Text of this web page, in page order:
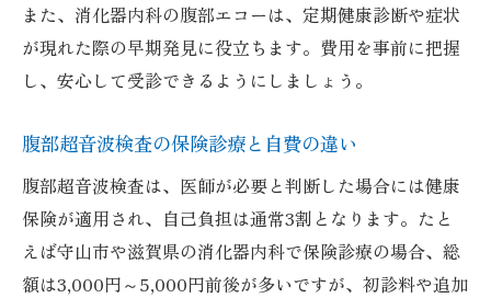
また、消化器内科の腹部エコーは、定期健康診断や症状
が現れた際の早期発見に役立ちます。費用を事前に把握
し、安心して受診できるようにしましょう。
腹部超音波検査の保険診療と自費の違い
腹部超音波検査は、医師が必要と判断した場合には健康
保険が適用され、自己負担は通常3割となります。たと
えば守山市や滋賀県の消化器内科で保険診療の場合、総
額は3,000円～5,000円前後が多いですが、初診料や追加